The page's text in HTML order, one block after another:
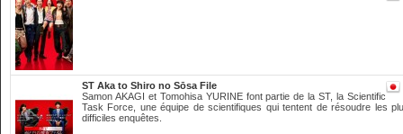
ST Aka to Shiro no Sōsa File
Samon AKAGI et Tomohisa YURINE font partie de la ST, la Scientific
Task Force, une équipe de scientifiques qui tentent de résoudre les
difficiles enquêtes.